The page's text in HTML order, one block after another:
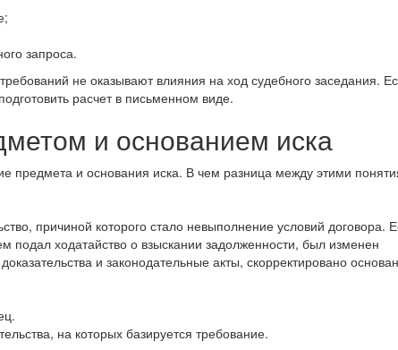
запроса.
не оказывают влияния на ход судебного заседания.
расчет в письменном виде.
и основанием иска
предмета и основания иска. В чем разница между этими
причиной которого стало невыполнение условий договора.
подал ходатайство о взыскании задолженности, был изменен
и законодательные акты, скорректировано
на которых базируется требование.